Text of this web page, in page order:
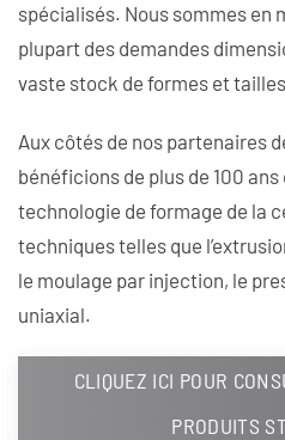
spécialisés. Nous sommes en
plupart des demandes
vaste stock de formes et
Aux côtés de nos partenaires
bénéficions de plus de 100 ans
technologie de formage de la
techniques telles que
le moulage par injection, le
uniaxial.
CLIQUEZ ICI POUR
PRODUITS